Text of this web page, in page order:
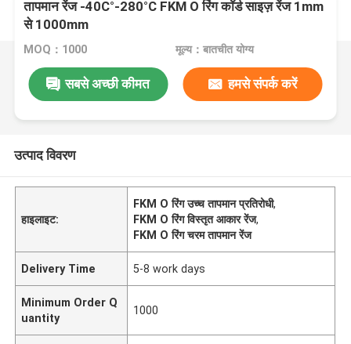
तापमान रेंज -40C°-280°C FKM O रिंग कॉर्ड साइज़ रेंज 1mm
से 1000mm
MOQ：1000 मूल्य：बातचीत योग्य
सबसे अच्छी कीमत हमसे संपर्क करें
उत्पाद विवरण
हाइलाइट:
FKM O रिंग उच्च तापमान प्रतिरोधी,
FKM O रिंग विस्तृत आकार रेंज,
FKM O रिंग चरम तापमान रेंज
Delivery Time 5-8 work days
Minimum Order Q
uantity
1000